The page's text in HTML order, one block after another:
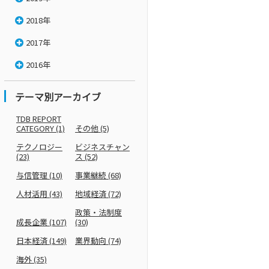
2018年
2017年
2016年
テーマ別アーカイブ
TDB REPORT
CATEGORY(1) その他(5)
テクノロジー
(23)
ビジネスチャン
ス (52)
与信管理(10) 事業継続(68)
人材活用 (43) 地域経済(72)
成長企業(107)
政策・法制度
(30)
日本経済(149) 業界動向 (74)
海外(35)